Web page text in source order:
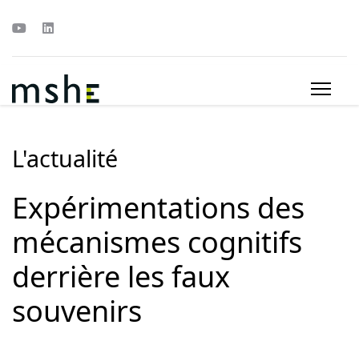
L'actualité
Expérimentations des
mécanismes cognitifs
derrière les faux
souvenirs